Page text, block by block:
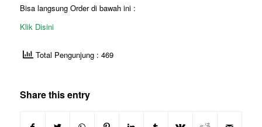
Bisa langsung Order di bawah ini :
Klik Disini
Total Pengunjung : 469
Share this entry